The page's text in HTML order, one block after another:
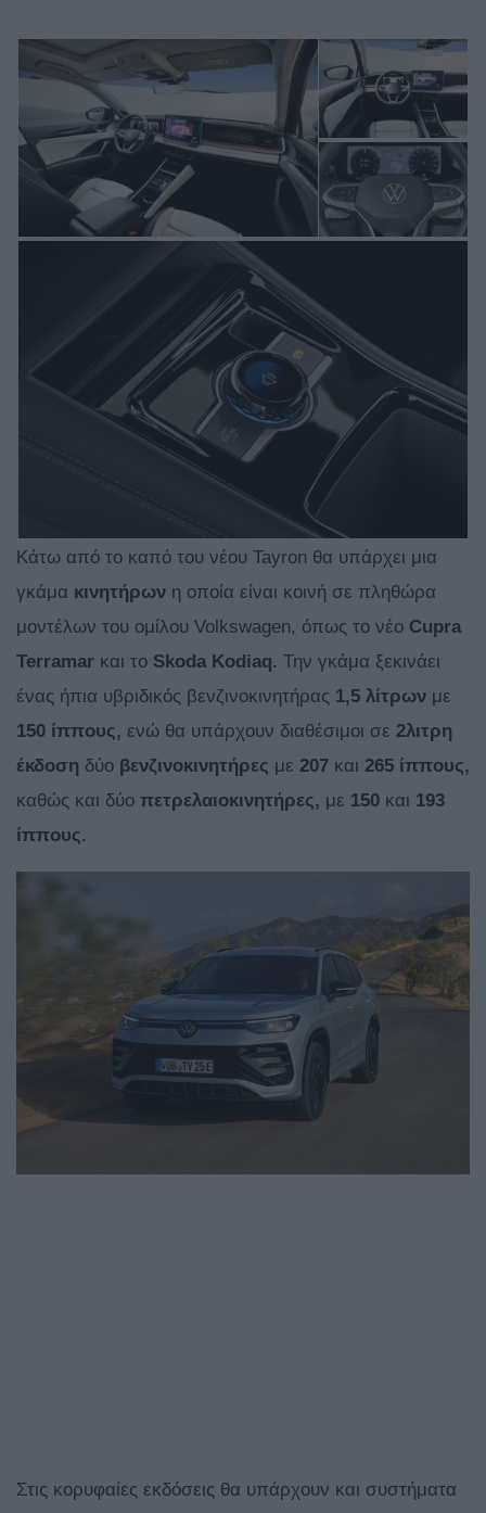
Kάτω από το καπό του νέου Tayron θα υπάρχει μια
γκάμα κινητήρων η οποία είναι κοινή σε πληθώρα
μοντέλων του ομίλου Volkswagen, όπως το νέο Cupra
Terramar και το Skoda Kodiaq. Την γκάμα ξεκινάει
ένας ήπια υβριδικός βενζινοκινητήρας 1,5 λίτρων με
150 ίππους, ενώ θα υπάρχουν διαθέσιμοι σε 2λιτρη
έκδοση δύο βενζινοκινητήρες με 207 και 265 ίππους,
καθώς και δύο πετρελαιοκινητήρες, με 150 και 193
ίππους.
Στις κορυφαίες εκδόσεις θα υπάρχουν και συστήματα